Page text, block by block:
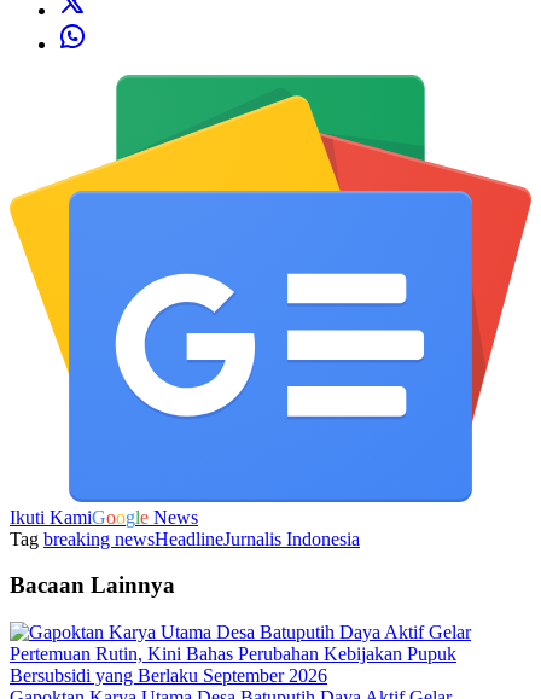
Ikuti KamiGoogle News
Tag breaking newsHeadlineJurnalis Indonesia
Bacaan Lainnya